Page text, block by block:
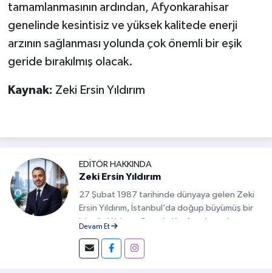
tamamlanmasının ardından, Afyonkarahisar
genelinde kesintisiz ve yüksek kalitede enerji
arzının sağlanması yolunda çok önemli bir eşik
geride bırakılmış olacak.
Kaynak: Zeki Ersin Yıldırım
EDITÖR HAKKINDA
Zeki Ersin Yıldırım
27 Şubat 1987 tarihinde dünyaya gelen Zeki
Ersin Yıldırım, İstanbul’da doğup büyümüş bir
isimdir. Yıldırım, Google Keşfet alanında
alanda fark yaratan isimlerden biri olmuştur.
İçeriklerin doğru başlıklarla hazırlanması,
Devam Et